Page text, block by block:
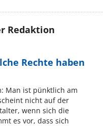
Redaktion
Rechte haben
Man ist pünktlich am
nicht auf der
wenn sich die
es vor, dass sich